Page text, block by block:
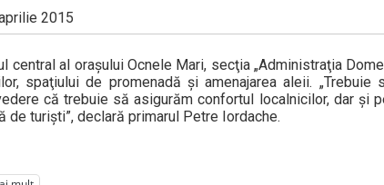
2015
central al oraşului Ocnele Mari, secţia „Administraţia
spaţiului de promenadă şi amenajarea aleii.
că trebuie să asigurăm confortul localnicilor, dar şi
turişti”, declară primarul Petre Iordache.